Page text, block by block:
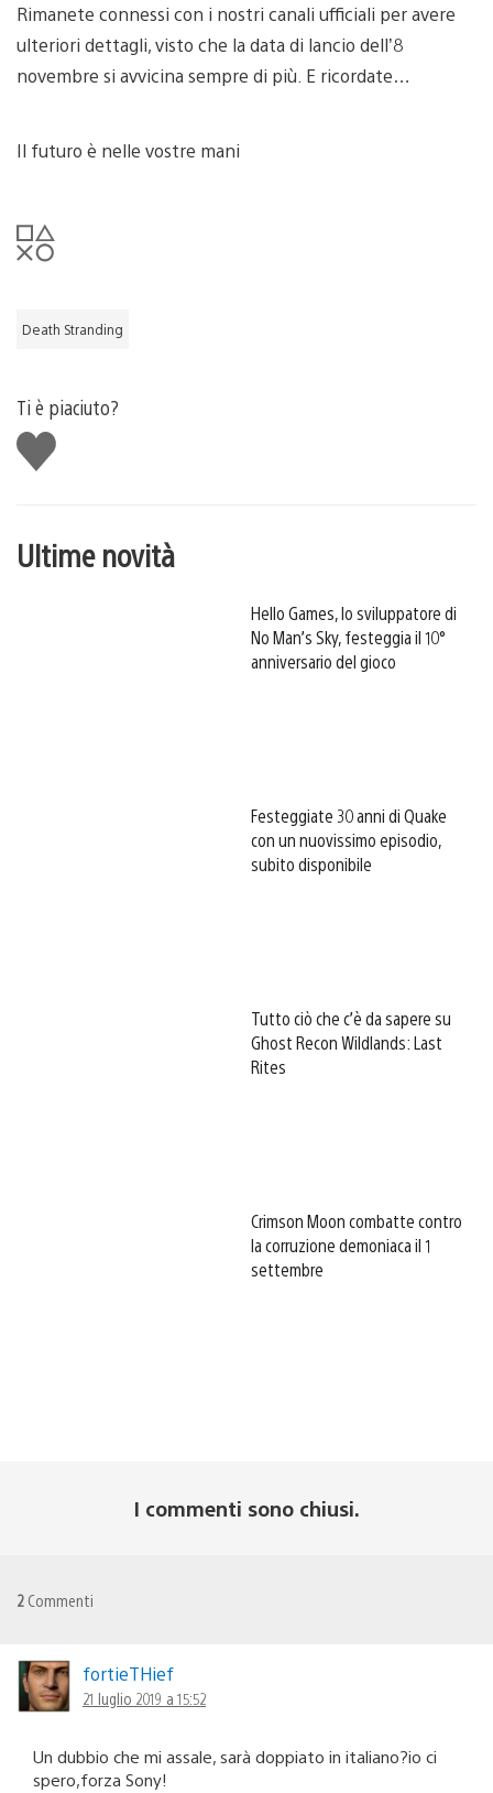
Rimanete connessi con i nostri canali ufficiali per avere
ulteriori dettagli, visto che la data di lancio dell’8
novembre si avvicina sempre di più. E ricordate…
Il futuro è nelle vostre mani
Death Stranding
Ti è piaciuto?
Mi
piace
Ultime novità
Hello Games, lo sviluppatore di
No Man’s Sky, festeggia il 10°
anniversario del gioco
Festeggiate 30 anni di Quake
con un nuovissimo episodio,
subito disponibile
Tutto ciò che c’è da sapere su
Ghost Recon Wildlands: Last
Rites
Crimson Moon combatte contro
la corruzione demoniaca il 1
settembre
I commenti sono chiusi.
2 Commenti
fortieTHief
21 luglio 2019 a 15:52
Un dubbio che mi assale, sarà doppiato in italiano?io ci
spero,forza Sony!